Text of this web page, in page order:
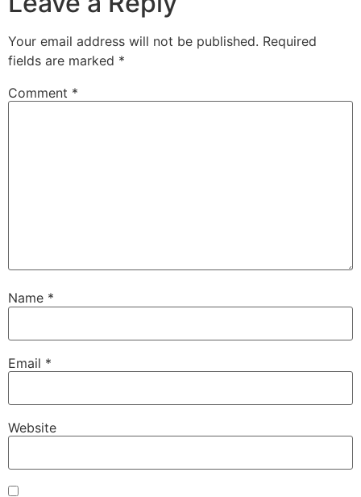
Your email address will not be published. Required
fields are marked *
Comment *
Name *
Email *
Website